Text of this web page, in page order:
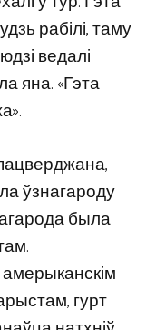
рабілі, таму
ведалі
яна. «Гэта
ўзнагароду
была
гурт